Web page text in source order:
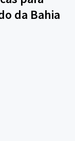
da Bahia